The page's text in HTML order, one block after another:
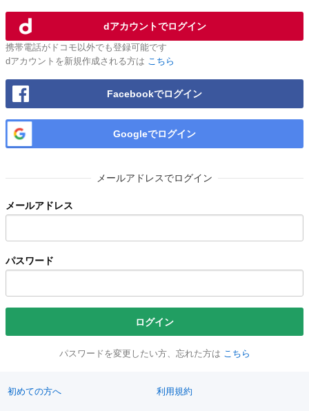
dアカウントでログイン
携帯電話がドコモ以外でも登録可能です
dアカウントを新規作成される方は こちら
Facebookでログイン
Googleでログイン
メールアドレスでログイン
メールアドレス
パスワード
ログイン
パスワードを変更したい方、忘れた方は こちら
初めての方へ 利用規約